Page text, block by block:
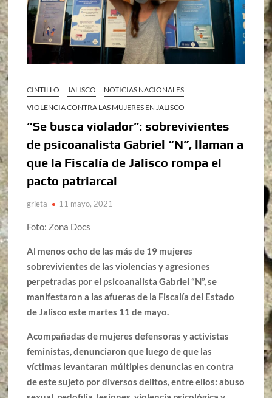
CINTILLO JALISCO
NOTICIAS NACIONALES
VIOLENCIA CONTRA LAS MUJERES EN JALISCO
“Se busca violador”: sobrevivientes
de psicoanalista Gabriel “N”, llaman a
que la Fiscalía de Jalisco rompa el
pacto patriarcal
grieta 11 mayo, 2021
Foto: Zona Docs
Al menos ocho de las más de 19 mujeres
sobrevivientes de las violencias y agresiones
perpetradas por el psicoanalista Gabriel “N”, se
manifestaron a las afueras de la Fiscalía del Estado
de Jalisco este martes 11 de mayo.
Acompañadas de mujeres defensoras y activistas
feministas, denunciaron que luego de que las
víctimas levantaran múltiples denuncias en contra
de este sujeto por diversos delitos, entre ellos: abuso